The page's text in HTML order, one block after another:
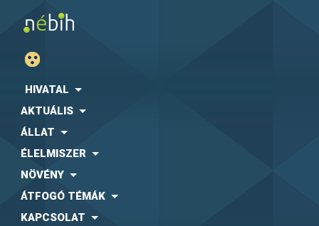
HIVATAL
AKTUÁLIS
ÁLLAT
ÉLELMISZER
NÖVÉNY
ÁTFOGÓ TÉMÁK
KAPCSOLAT